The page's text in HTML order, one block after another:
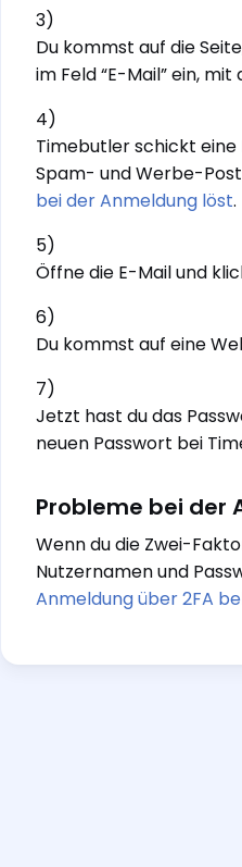
3)
Du kommst auf die
im Feld “E-Mail” ein,
4)
Timebutler schickt eine
Spam- und Werbe-
bei der Anmeldung löst.
5)
Öffne die E-Mail und
6)
Du kommst auf eine
7)
Jetzt hast du das
neuen Passwort bei
Probleme bei der
Wenn du die Zwei-
Nutzernamen und
Anmeldung über 2FA